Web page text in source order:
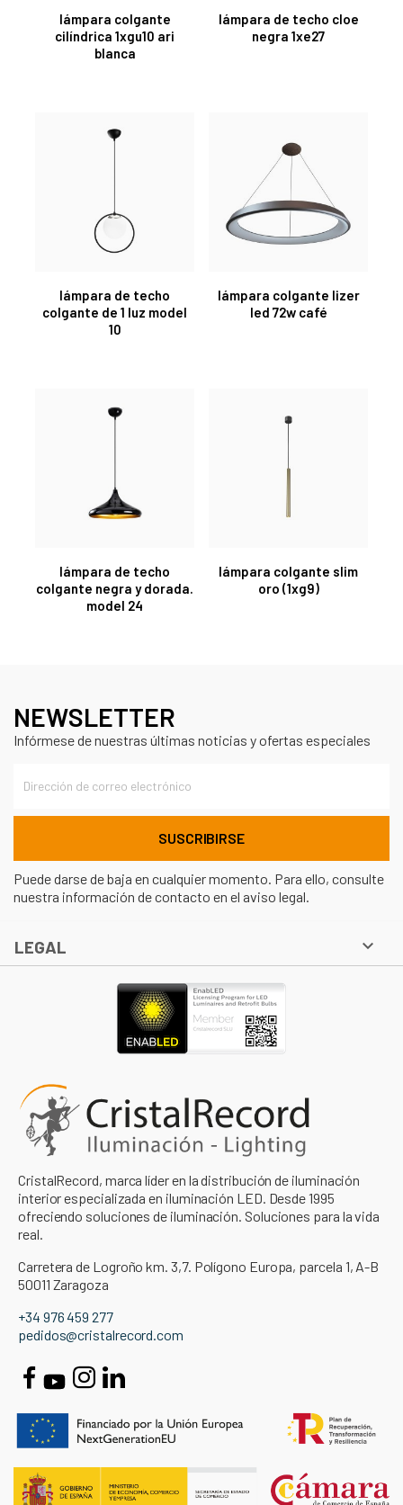
lámpara colgante
cilíndrica 1xgu10 ari
blanca
lámpara de techo cloe
negra 1xe27
lámpara de techo
colgante de 1 luz model
10
lámpara colgante lizer
led 72w café
lámpara de techo
colgante negra y dorada.
model 24
lámpara colgante slim
oro (1xg9)
NEWSLETTER
Infórmese de nuestras últimas noticias y ofertas especiales
Puede darse de baja en cualquier momento. Para ello, consulte
nuestra información de contacto en el aviso legal.
LEGAL 
CristalRecord, marca líder en la distribución de iluminación
interior especializada en iluminación LED. Desde 1995
ofreciendo soluciones de iluminación. Soluciones para la vida
real.
Carretera de Logroño km. 3,7. Polígono Europa, parcela 1, A-B
50011 Zaragoza
+34 976 459 277
pedidos@cristalrecord.com